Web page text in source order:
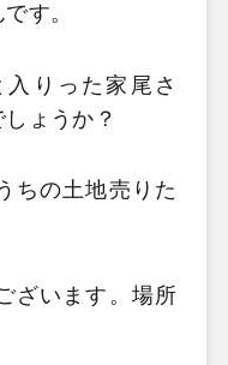
す。
りった家尾さ
ょうか？
ちの土地売りた
ざいます。場所